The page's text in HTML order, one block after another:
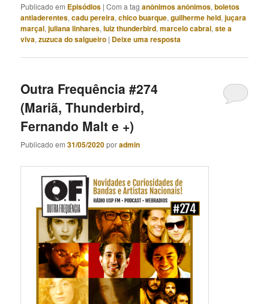
Publicado em Episódios |Com a taganônimos anônimos,boletos
antiaderentes,cadu pereira,chico buarque,guilherme held,juçara
marçal,juliana linhares,luiz thunderbird,marcelo cabral,ste a
viva,zuzuca do salgueiro | Deixe uma resposta
Outra Frequência #274
(Mariã, Thunderbird,
Fernando Malt e +)
Publicado em31/05/2020poradmin